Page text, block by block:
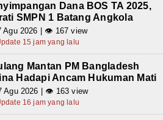
Dana BOS TA 2025,
SMPN 1 Batang Angkola
Agu 2026 | 👁 167 view
15 jam yang lalu
Mantan PM Bangladesh
Hadapi Ancam Hukuman Mati
Agu 2026 | 👁 163 view
16 jam yang lalu